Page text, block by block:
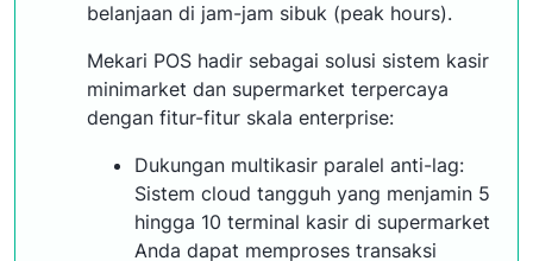
belanjaan di jam-jam sibuk (peak hours).
Mekari POS hadir sebagai solusi sistem kasir
minimarket dan supermarket terpercaya
dengan fitur-fitur skala enterprise:
Dukungan multikasir paralel anti-lag:
Sistem cloud tangguh yang menjamin 5
hingga 10 terminal kasir di supermarket
Anda dapat memproses transaksi